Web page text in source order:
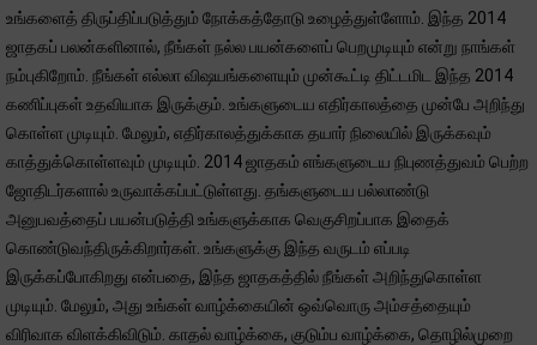
உங்களைத் திருப்திப்படுத்தும் நோக்கத்தோடு உழைத்துள்ளோம். இந்த 2014
ஜாதகப் பலன்களினால், நீங்கள் நல்ல பயன்களைப் பெறமுடியும் என்று நாங்கள்
நம்புகிறோம். நீங்கள் எல்லா விஷயங்களையும் முன்கூட்டி திட்டமிட இந்த 2014
கணிப்புகள் உதவியாக இருக்கும். உங்களுடைய எதிர்காலத்தை முன்பே அறிந்து
கொள்ள முடியும். மேலும், எதிர்காலத்துக்காக தயார் நிலையில் இருக்கவும்
காத்துக்கொள்ளவும் முடியும். 2014 ஜாதகம் எங்களுடைய நிபுணத்துவம் பெற்ற
ஜோதிடர்களால் உருவாக்கப்பட்டுள்ளது. தங்களுடைய பல்லாண்டு
அனுபவத்தைப் பயன்படுத்தி உங்களுக்காக வெகுசிறப்பாக இதைக்
கொண்டுவந்திருக்கிறார்கள். உங்களுக்கு இந்த வருடம் எப்படி
இருக்கப்போகிறது என்பதை, இந்த ஜாதகத்தில் நீங்கள் அறிந்துகொள்ள
முடியும். மேலும், அது உங்கள் வாழ்க்கையின் ஒவ்வொரு அம்சத்தையும்
விரிவாக விளக்கிவிடும். காதல் வாழ்க்கை, குடும்ப வாழ்க்கை, தொழில்முறை